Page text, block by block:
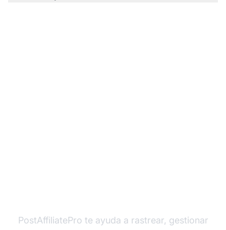
PostAffiliatePro te ayuda a rastrear, gestionar